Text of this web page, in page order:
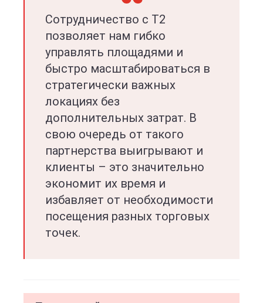
Сотрудничество с T2
позволяет нам гибко
управлять площадями и
быстро масштабироваться в
стратегически важных
локациях без
дополнительных затрат. В
свою очередь от такого
партнерства выигрывают и
клиенты – это значительно
экономит их время и
избавляет от необходимости
посещения разных торговых
точек.